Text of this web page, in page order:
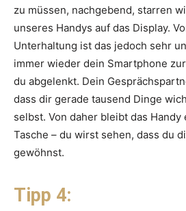
zu müssen, nachgebend, starren
unseres Handys auf das Display.
Unterhaltung ist das jedoch sehr
immer wieder dein Smartphone
du abgelenkt. Dein
dass dir gerade tausend Dinge
selbst. Von daher bleibt das Handy
Tasche – du wirst sehen, dass du
gewöhnst.
Tipp 4: